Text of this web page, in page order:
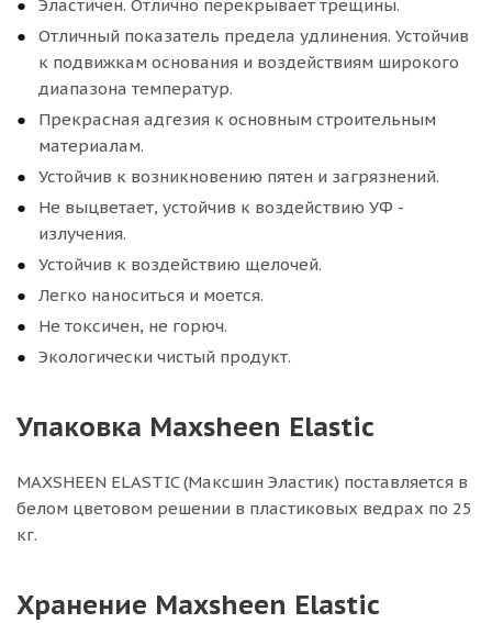
Эластичен. Отлично перекрывает трещины.
Отличный показатель предела удлинения. Устойчив
к подвижкам основания и воздействиям широкого
диапазона температур.
Прекрасная адгезия к основным строительным
материалам.
Устойчив к возникновению пятен и загрязнений.
Не выцветает, устойчив к воздействию УФ -
излучения.
Устойчив к воздействию щелочей.
Легко наноситься и моется.
Не токсичен, не горюч.
Экологически чистый продукт.
Упаковка Maxsheen Elastic
MAXSHEEN ELASTIC (Максшин Эластик) поставляется в
белом цветовом решении в пластиковых ведрах по 25
кг.
Хранение Maxsheen Elastic